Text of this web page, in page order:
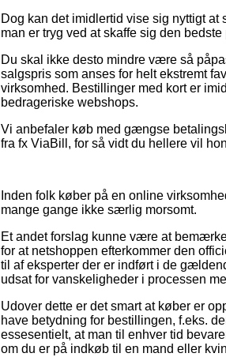
Dog kan det imidlertid vise sig nyttigt
man er tryg ved at skaffe sig den bedste
Du skal ikke desto mindre være så
salgspris som anses for helt ekstremt
virksomhed. Bestillinger med kort er
bedrageriske webshops.
Vi anbefaler køb med gængse
fra fx ViaBill, for så vidt du hellere vil
Inden folk køber på en online
mange gange ikke særlig morsomt.
Et andet forslag kunne være at
for at netshoppen efterkommer den
til af eksperter der er indført i de
udsat for vanskeligheder i processen
Udover dette er det smart at køber er
have betydning for bestillingen, f.eks.
essesentielt, at man til enhver tid
om du er på indkøb til en mand eller